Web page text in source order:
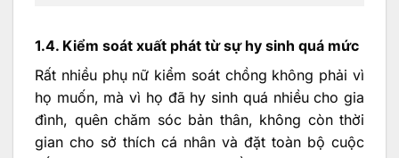
1.4. Kiểm soát xuất phát từ sự hy sinh quá mức
Rất nhiều phụ nữ kiểm soát chồng không phải vì
họ muốn, mà vì họ đã hy sinh quá nhiều cho gia
đình, quên chăm sóc bản thân, không còn thời
gian cho sở thích cá nhân và đặt toàn bộ cuộc